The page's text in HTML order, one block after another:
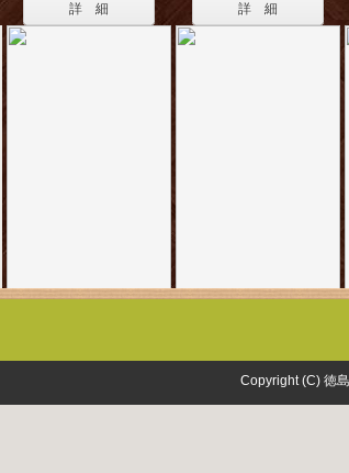
詳 細 詳 細
Copyright (C) 徳